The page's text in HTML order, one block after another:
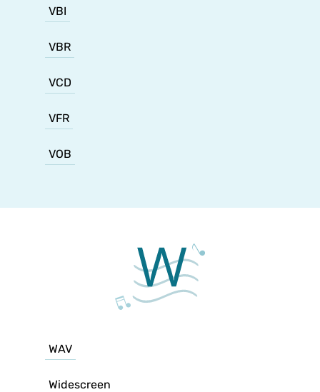
VBI
VBR
VCD
VFR
VOB
WAV
Widescreen